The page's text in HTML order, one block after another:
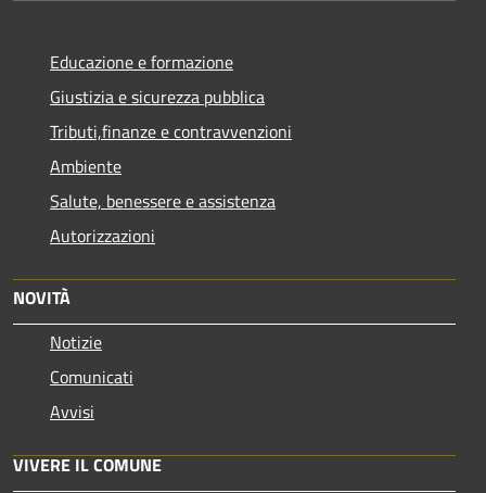
Educazione e formazione
Giustizia e sicurezza pubblica
Tributi,finanze e contravvenzioni
Ambiente
Salute, benessere e assistenza
Autorizzazioni
NOVITÀ
Notizie
Comunicati
Avvisi
VIVERE IL COMUNE